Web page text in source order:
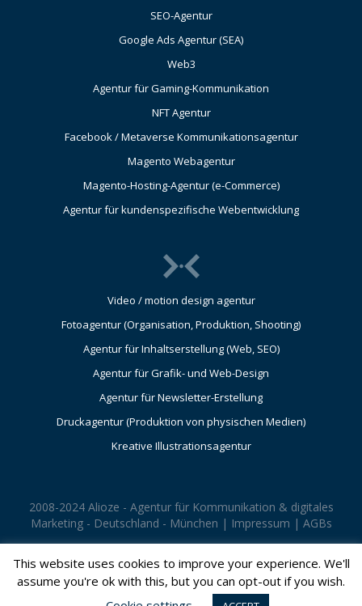
SEO-Agentur
Google Ads Agentur (SEA)
Web3
Agentur für Gaming-Kommunikation
NFT Agentur
Facebook / Metaverse Kommunikationsagentur
Magento Webagentur
Magento-Hosting-Agentur (e-Commerce)
Agentur für kundenspezifische Webentwicklung
Video / motion design agentur
Fotoagentur (Organisation, Produktion, Shooting)
Agentur für Inhaltserstellung (Web, SEO)
Agentur für Grafik- und Web-Design
Agentur für Newsletter-Erstellung
Druckagentur (Produktion von physischen Medien)
Kreative Illustrationsagentur
2008-2024 Alioze - Agentur für Kommunikation & digitales
Marketing - Deutschland - München | Impressum | AGBs
This website uses cookies to improve your experience. We'll
assume you're ok with this, but you can opt-out if you wish.